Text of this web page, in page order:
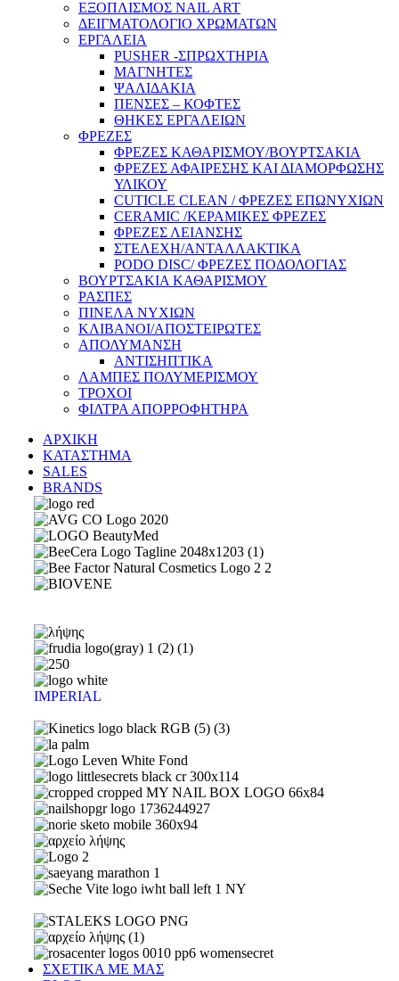
ΕΞΟΠΛΙΣΜΟΣ NAIL ART
ΔΕΙΓΜΑΤΟΛΟΓΙΟ ΧΡΩΜΑΤΩΝ
ΕΡΓΑΛΕΙΑ
PUSHER -ΣΠΡΩΧΤΗΡΙΑ
ΜΑΓΝΗΤΕΣ
ΨΑΛΙΔΑΚΙΑ
ΠΕΝΣΕΣ – ΚΟΦΤΕΣ
ΘΗΚΕΣ ΕΡΓΑΛΕΙΩΝ
ΦΡΕΖΕΣ
ΦΡΕΖΕΣ ΚΑΘΑΡΙΣΜΟΥ/ΒΟΥΡΤΣΑΚΙΑ
ΦΡΕΖΕΣ ΑΦΑΙΡΕΣΗΣ ΚΑΙ ΔΙΑΜΟΡΦΩΣΗΣ
ΥΛΙΚΟΥ
CUTICLE CLEAN / ΦΡΕΖΕΣ ΕΠΩΝΥΧΙΩΝ
CERAMIC /ΚΕΡΑΜΙΚΕΣ ΦΡΕΖΕΣ
ΦΡΕΖΕΣ ΛΕΙΑΝΣΗΣ
ΣΤΕΛΕΧΗ/ΑΝΤΑΛΛΑΚΤΙΚΑ
PODO DISC/ ΦΡΕΖΕΣ ΠΟΔΟΛΟΓΙΑΣ
ΒΟΥΡΤΣΑΚΙΑ ΚΑΘΑΡΙΣΜΟΥ
ΡΑΣΠΕΣ
ΠΙΝΕΛΑ ΝΥΧΙΩΝ
ΚΛΙΒΑΝΟΙ/ΑΠΟΣΤΕΙΡΩΤΕΣ
ΑΠΟΛΥΜΑΝΣΗ
ΑΝΤΙΣΗΠΤΙΚΑ
ΛΑΜΠΕΣ ΠΟΛΥΜΕΡΙΣΜΟΥ
ΤΡΟΧΟΙ
ΦΙΛΤΡΑ ΑΠΟΡΡΟΦΗΤΗΡΑ
ΑΡΧΙΚΗ
ΚΑΤΑΣΤΗΜΑ
SALES
BRANDS
IMPERIAL
ΣΧΕΤΙΚΑ ΜΕ ΜΑΣ